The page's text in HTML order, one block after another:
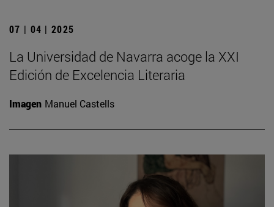
07 | 04 | 2025
La Universidad de Navarra acoge la XXI
Edición de Excelencia Literaria
Imagen Manuel Castells